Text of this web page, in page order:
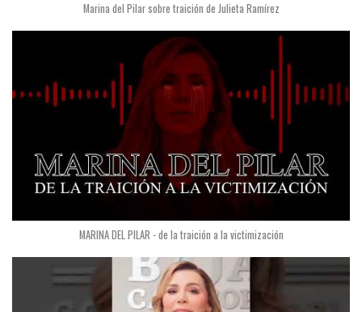
Marina del Pilar sobre traición de Julieta Ramírez
MARINA DEL PILAR - de la traición a la victimización